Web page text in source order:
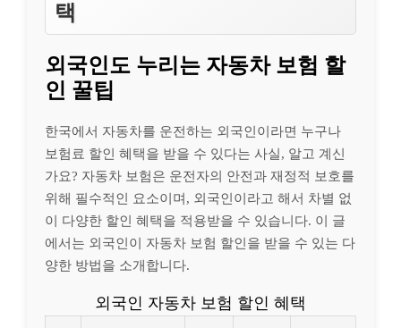
택
외국인도 누리는 자동차 보험 할
인 꿀팁
한국에서 자동차를 운전하는 외국인이라면 누구나
보험료 할인 혜택을 받을 수 있다는 사실, 알고 계신
가요? 자동차 보험은 운전자의 안전과 재정적 보호를
위해 필수적인 요소이며, 외국인이라고 해서 차별 없
이 다양한 할인 혜택을 적용받을 수 있습니다. 이 글
에서는 외국인이 자동차 보험 할인을 받을 수 있는 다
양한 방법을 소개합니다.
외국인 자동차 보험 할인 혜택